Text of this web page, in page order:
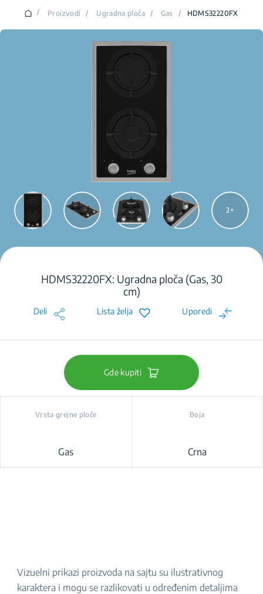
/ Proizvodi / Ugradna ploča / Gas / HDMS32220FX
2
HDMS32220FX: Ugradna ploča (Gas, 30
cm)
Deli Lista želja Uporedi
Gde kupiti
Vrsta grejne ploče
Gas
Boja
Crna
Vizuelni prikazi proizvoda na sajtu su ilustrativnog
karaktera i mogu se razlikovati u određenim detaljima